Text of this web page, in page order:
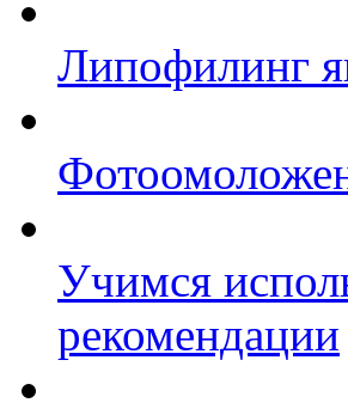
Липофилинг
Учимся
рекомендации